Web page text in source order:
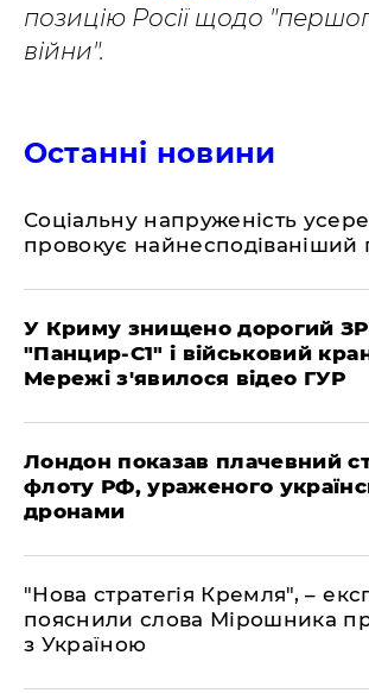
позицію Росії щодо
війни".
Останні новини
Соціальну напруженість
провокує найнесподіваніший
У Криму знищено дорогий
"Панцир-С1" і військовий
Мережі з'явилося відео ГУР
Лондон показав плачевний
флоту РФ, ураженого
дронами
"Нова стратегія Кремля", –
пояснили слова Мірошника
з Україною